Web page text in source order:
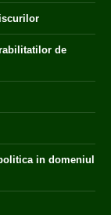
de
in domeniul